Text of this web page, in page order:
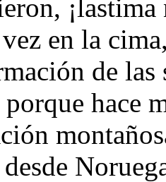
en la
de
porque hace